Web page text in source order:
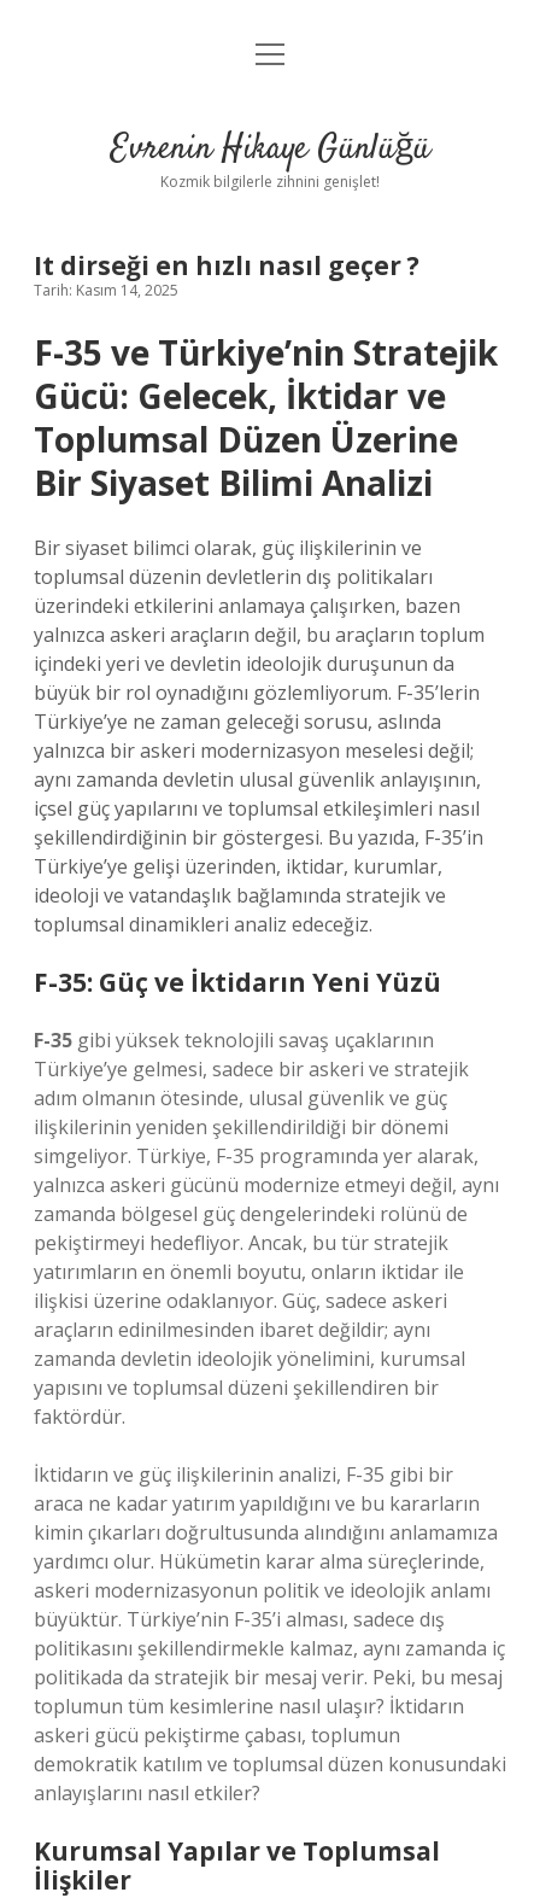
Anasayfa
Yasal Uyarı
menüyü
Evrenin Hikaye Günlüğü
Kozmik bilgilerle zihnini genişlet!
It dirseği en hızlı nasıl geçer ?
Tarih: Kasım 14, 2025
F-35 ve Türkiye’nin Stratejik
Gücü: Gelecek, İktidar ve
Toplumsal Düzen Üzerine
Bir Siyaset Bilimi Analizi
Bir siyaset bilimci olarak, güç ilişkilerinin ve
toplumsal düzenin devletlerin dış politikaları
üzerindeki etkilerini anlamaya çalışırken, bazen
yalnızca askeri araçların değil, bu araçların toplum
içindeki yeri ve devletin ideolojik duruşunun da
büyük bir rol oynadığını gözlemliyorum. F-35’lerin
Türkiye’ye ne zaman geleceği sorusu, aslında
yalnızca bir askeri modernizasyon meselesi değil;
aynı zamanda devletin ulusal güvenlik anlayışının,
içsel güç yapılarını ve toplumsal etkileşimleri nasıl
şekillendirdiğinin bir göstergesi. Bu yazıda, F-35’in
Türkiye’ye gelişi üzerinden, iktidar, kurumlar,
ideoloji ve vatandaşlık bağlamında stratejik ve
toplumsal dinamikleri analiz edeceğiz.
F-35: Güç ve İktidarın Yeni Yüzü
F-35 gibi yüksek teknolojili savaş uçaklarının
Türkiye’ye gelmesi, sadece bir askeri ve stratejik
adım olmanın ötesinde, ulusal güvenlik ve güç
ilişkilerinin yeniden şekillendirildiği bir dönemi
simgeliyor. Türkiye, F-35 programında yer alarak,
yalnızca askeri gücünü modernize etmeyi değil, aynı
zamanda bölgesel güç dengelerindeki rolünü de
pekiştirmeyi hedefliyor. Ancak, bu tür stratejik
yatırımların en önemli boyutu, onların iktidar ile
ilişkisi üzerine odaklanıyor. Güç, sadece askeri
araçların edinilmesinden ibaret değildir; aynı
zamanda devletin ideolojik yönelimini, kurumsal
yapısını ve toplumsal düzeni şekillendiren bir
faktördür.
İktidarın ve güç ilişkilerinin analizi, F-35 gibi bir
araca ne kadar yatırım yapıldığını ve bu kararların
kimin çıkarları doğrultusunda alındığını anlamamıza
yardımcı olur. Hükümetin karar alma süreçlerinde,
askeri modernizasyonun politik ve ideolojik anlamı
büyüktür. Türkiye’nin F-35’i alması, sadece dış
politikasını şekillendirmekle kalmaz, aynı zamanda iç
politikada da stratejik bir mesaj verir. Peki, bu mesaj
toplumun tüm kesimlerine nasıl ulaşır? İktidarın
askeri gücü pekiştirme çabası, toplumun
demokratik katılım ve toplumsal düzen konusundaki
anlayışlarını nasıl etkiler?
Kurumsal Yapılar ve Toplumsal
İlişkiler